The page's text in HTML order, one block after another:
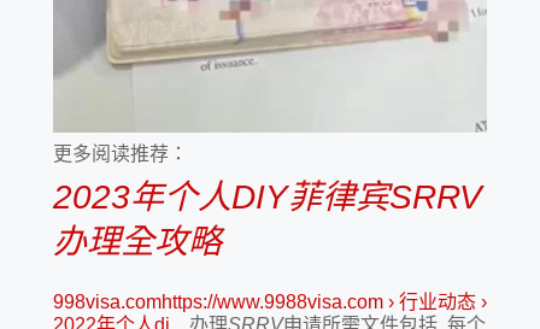
更多阅读推荐：
2023年个人DIY菲律宾SRRV
办理全攻略
998visa.comhttps://www.9988visa.com › 行业动态 ›